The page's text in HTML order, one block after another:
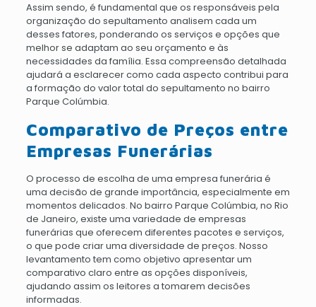
Assim sendo, é fundamental que os responsáveis pela
organização do sepultamento analisem cada um
desses fatores, ponderando os serviços e opções que
melhor se adaptam ao seu orçamento e às
necessidades da família. Essa compreensão detalhada
ajudará a esclarecer como cada aspecto contribui para
a formação do valor total do sepultamento no bairro
Parque Colúmbia.
Comparativo de Preços entre
Empresas Funerárias
O processo de escolha de uma empresa funerária é
uma decisão de grande importância, especialmente em
momentos delicados. No bairro Parque Colúmbia, no Rio
de Janeiro, existe uma variedade de empresas
funerárias que oferecem diferentes pacotes e serviços,
o que pode criar uma diversidade de preços. Nosso
levantamento tem como objetivo apresentar um
comparativo claro entre as opções disponíveis,
ajudando assim os leitores a tomarem decisões
informadas.